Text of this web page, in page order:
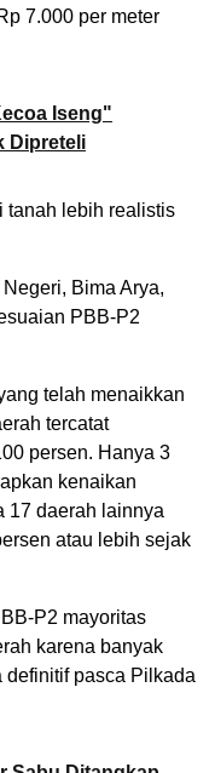
7.000 per meter
Iseng"
Dipreteli
tanah lebih realistis
Bima Arya,
PBB-P2
telah menaikkan
tercatat
persen. Hanya 3
kenaikan
17 daerah lainnya
atau lebih sejak
P2 mayoritas
karena banyak
pasca Pilkada